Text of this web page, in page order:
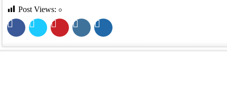
Post Views: ০